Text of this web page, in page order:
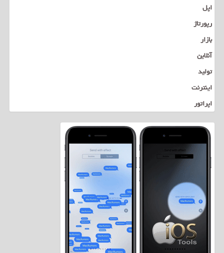
اپل
رپورتاژ
بازار
آنلاین
تولید
اینترنت
اپراتور